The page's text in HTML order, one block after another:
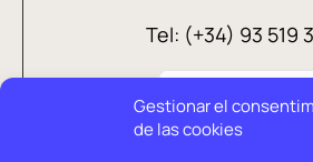
Gestionar el
de las cookies
Tel: (+34) 93 519